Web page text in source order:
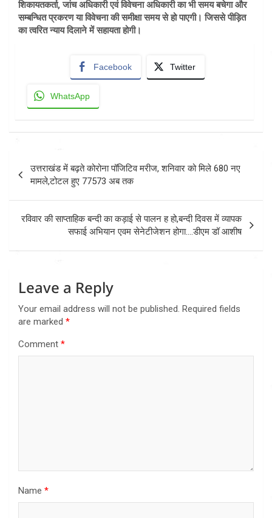
शिकायतकर्ता, जांच अधिकारी एवं विवेचना अधिकारी का भी समय बचेगा और
सम्बन्धित प्रकरण या विवेचना की समीक्षा समय से हो पाएगी। जिससे पीड़ित
का त्वरित न्याय दिलाने में सहायता होगी।
Facebook Twitter
WhatsApp
navigation
उत्तराखंड में बढ़ते कोरोना पॉजिटिव मरीज, शनिवार को मिले 680 नए
मामले,टोटल हुए 77573 अब तक
रविवार की साप्ताहिक बन्दी का कड़ाई से पालन ह हो,बन्दी दिवस में व्यापक
सफाई अभियान एवम सेनेटीजेशन होगा….डीएम डॉ आशीष
Leave a Reply
Your email address will not be published. Required fields
are marked *
Comment *
Name *